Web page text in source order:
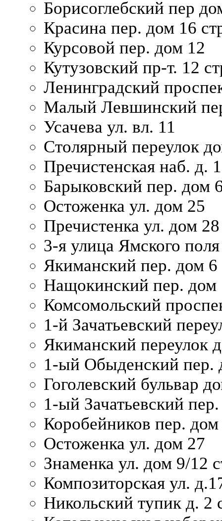
Борисоглебский пер
Красина пер. дом 16
Курсовой пер. дом 12
Кутузовский пр-т. 12
Ленинградский
Малый Левшинский
Усачева ул. вл. 11
Столярный переулок
Пречистенская наб. д.
Барыковский пер. дом
Остоженка ул. дом 25
Пречистенка ул. дом 28
3-я улица Ямского
Якиманский пер. дом 6
Нащокинский пер. дом
Комсомольский
1-й Зачатьевский
Якиманский переулок
1-ый Обыденский пер.
Гоголевский бульвар
1-ый Зачатьевский
Коробейников пер.
Остоженка ул. дом 27
Знаменка ул. дом 9/12
Композиторская ул.
Никольский тупик д. 2